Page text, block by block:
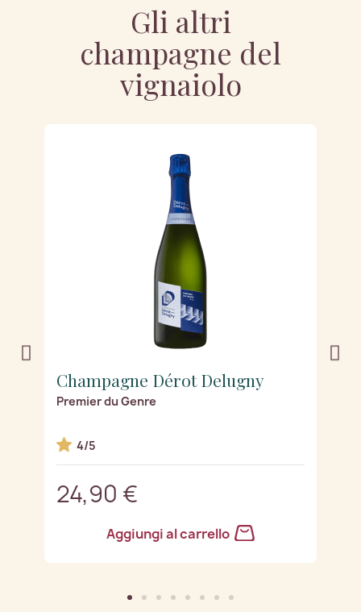
Gli altri
champagne del
vignaiolo
Champagne Dérot Delugny
Premier du Genre
4/5
24,90 €
Aggiungi al carrello